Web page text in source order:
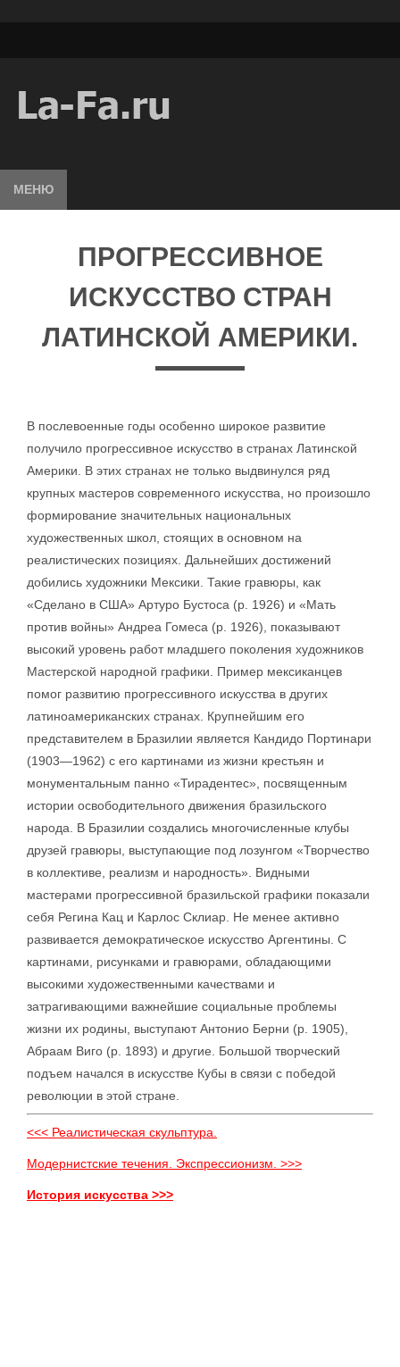
МЕНЮ
ПРОГРЕССИВНОЕ
ИСКУССТВО СТРАН
ЛАТИНСКОЙ АМЕРИКИ.
В послевоенные годы особенно широкое развитие
получило прогрессивное искусство в странах Латинской
Америки. В этих странах не только выдвинулся ряд
крупных мастеров современного искусства, но произошло
формирование значительных национальных
художественных школ, стоящих в основном на
реалистических позициях. Дальнейших достижений
добились художники Мексики. Такие гравюры, как
«Сделано в США» Артуро Бустоса (р. 1926) и «Мать
против войны» Андреа Гомеса (р. 1926), показывают
высокий уровень работ младшего поколения художников
Мастерской народной графики. Пример мексиканцев
помог развитию прогрессивного искусства в других
латиноамериканских странах. Крупнейшим его
представителем в Бразилии является Кандидо Портинари
(1903—1962) с его картинами из жизни крестьян и
монументальным панно «Тирадентес», посвященным
истории освободительного движения бразильского
народа. В Бразилии создались многочисленные клубы
друзей гравюры, выступающие под лозунгом «Творчество
в коллективе, реализм и народность». Видными
мастерами прогрессивной бразильской графики показали
себя Регина Кац и Карлос Склиар. Не менее активно
развивается демократическое искусство Аргентины. С
картинами, рисунками и гравюрами, обладающими
высокими художественными качествами и
затрагивающими важнейшие социальные проблемы
жизни их родины, выступают Антонио Берни (р. 1905),
Абраам Виго (р. 1893) и другие. Большой творческий
подъем начался в искусстве Кубы в связи с победой
революции в этой стране.
<<< Реалистическая скульптура.
Модернистские течения. Экспрессионизм. >>>
История искусства >>>